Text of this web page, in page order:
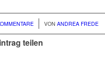
/ VONANDREA FREDE
teilen